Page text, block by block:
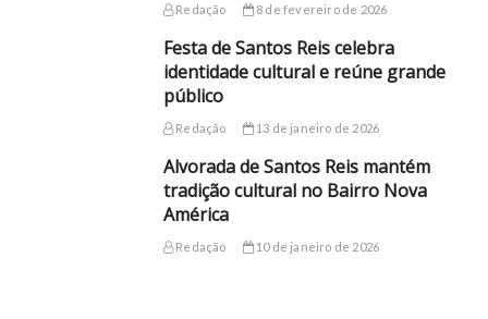
Redação 8 de fevereiro de 2026
Festa de Santos Reis celebra
identidade cultural e reúne grande
público
Redação 13 de janeiro de 2026
Alvorada de Santos Reis mantém
tradição cultural no Bairro Nova
América
Redação 10 de janeiro de 2026